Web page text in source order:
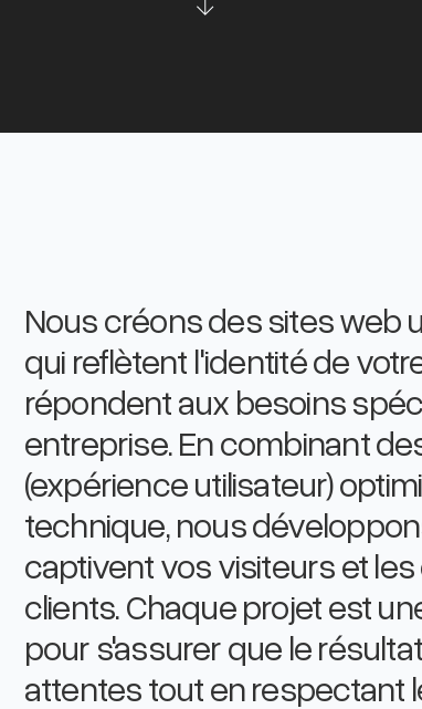
Nous créons des sites web
qui reflètent l'identité de
répondent aux besoins
entreprise. En combinant
(expérience utilisateur)
technique, nous
captivent vos visiteurs et
clients. Chaque projet est
pour s'assurer que le
attentes tout en respectant